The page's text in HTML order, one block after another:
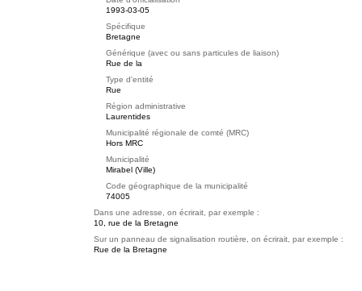
1993-03-05
Spécifique
Bretagne
Générique (avec ou sans particules de liaison)
Rue de la
Type d'entité
Rue
Région administrative
Laurentides
Municipalité régionale de comté (MRC)
Hors MRC
Municipalité
Mirabel (Ville)
Code géographique de la municipalité
74005
Dans une adresse, on écrirait, par exemple :
10, rue de la Bretagne
Sur un panneau de signalisation routière, on écrirait, par exemple :
Rue de la Bretagne